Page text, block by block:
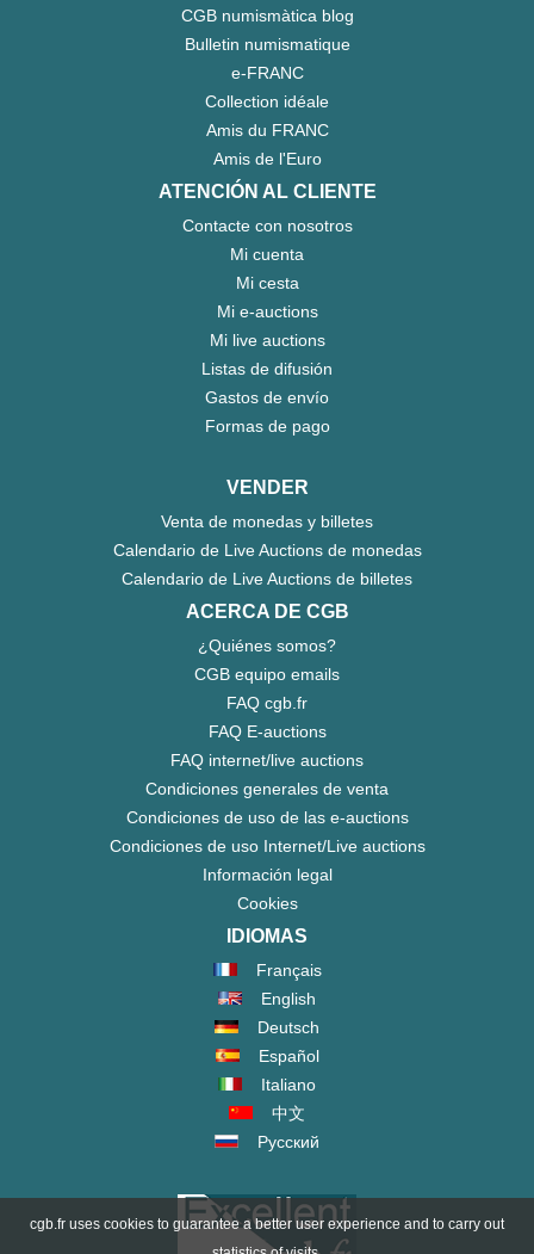
CGB numismàtica blog
Bulletin numismatique
e-FRANC
Collection idéale
Amis du FRANC
Amis de l'Euro
ATENCIÓN AL CLIENTE
Contacte con nosotros
Mi cuenta
Mi cesta
Mi e-auctions
Mi live auctions
Listas de difusión
Gastos de envío
Formas de pago
VENDER
Venta de monedas y billetes
Calendario de Live Auctions de monedas
Calendario de Live Auctions de billetes
ACERCA DE CGB
¿Quiénes somos?
CGB equipo emails
FAQ cgb.fr
FAQ E-auctions
FAQ internet/live auctions
Condiciones generales de venta
Condiciones de uso de las e-auctions
Condiciones de uso Internet/Live auctions
Información legal
Cookies
IDIOMAS
Français
English
Deutsch
Español
Italiano
中文
Русский
cgb.fr uses cookies to guarantee a better user experience and to carry out